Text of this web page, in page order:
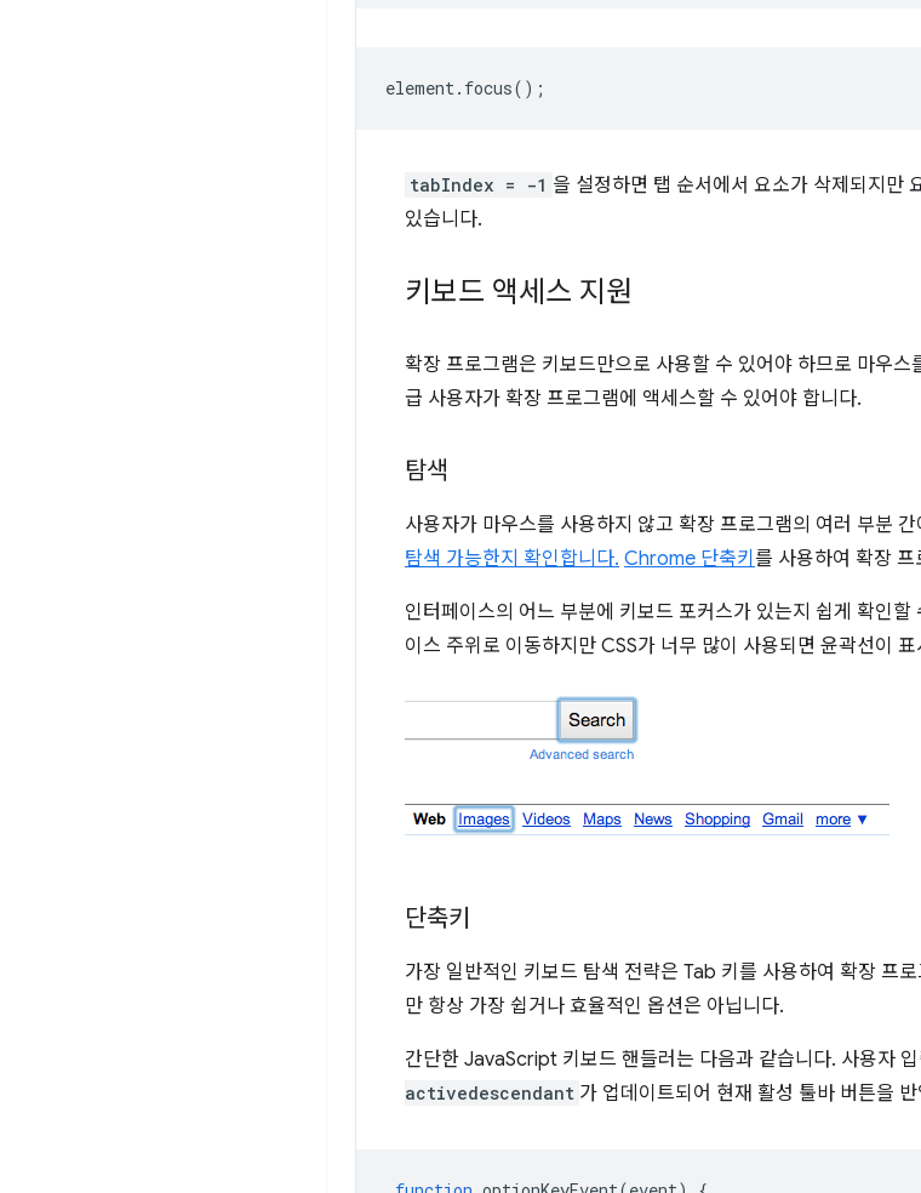
element. focus();
tabIndex = -1 을 설정하면 탭 순서에서 요소가 삭제되지만
있습니다.
키보드 액세스 지원
확장 프로그램은 키보드만으로 사용할 수 있어야 하므로 마우
급 사용자가 확장 프로그램에 액세스할 수 있어야 합니다.
탐색
사용자가 마우스를 사용하지 않고 확장 프로그램의 여러 부분
탐색 가능한지 확인합니다. Chrome 단축키 를 사용하여 확장
인터페이스의 어느 부분에 키보드 포커스가 있는지 쉽게 확인
이스 주위로 이동하지만 CSS가 너무 많이 사용되면 윤곽선이
단축키
가장 일반적인 키보드 탐색 전략은 Tab 키를 사용하여 확장 프
만 항상 가장 쉽거나 효율적인 옵션은 아닙니다.
간단한 JavaScript 키보드 핸들러는 다음과 같습니다. 사용자
activedescendant 가 업데이트되어 현재 활성 툴바 버튼을